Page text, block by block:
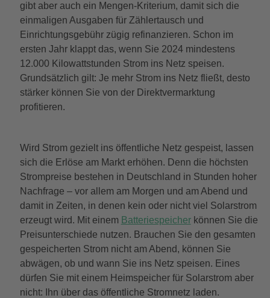
gibt aber auch ein Mengen-Kriterium, damit sich die
einmaligen Ausgaben für Zählertausch und
Einrichtungsgebühr zügig refinanzieren. Schon im
ersten Jahr klappt das, wenn Sie 2024 mindestens
12.000 Kilowattstunden Strom ins Netz speisen.
Grundsätzlich gilt: Je mehr Strom ins Netz fließt, desto
stärker können Sie von der Direktvermarktung
profitieren.
Wird Strom gezielt ins öffentliche Netz gespeist, lassen
sich die Erlöse am Markt erhöhen. Denn die höchsten
Strompreise bestehen in Deutschland in Stunden hoher
Nachfrage – vor allem am Morgen und am Abend und
damit in Zeiten, in denen kein oder nicht viel Solarstrom
erzeugt wird. Mit einem Batteriespeicherkönnen Sie die
Preisunterschiede nutzen. Brauchen Sie den gesamten
gespeicherten Strom nicht am Abend, können Sie
abwägen, ob und wann Sie ins Netz speisen. Eines
dürfen Sie mit einem Heimspeicher für Solarstrom aber
nicht: Ihn über das öffentliche Stromnetz laden.